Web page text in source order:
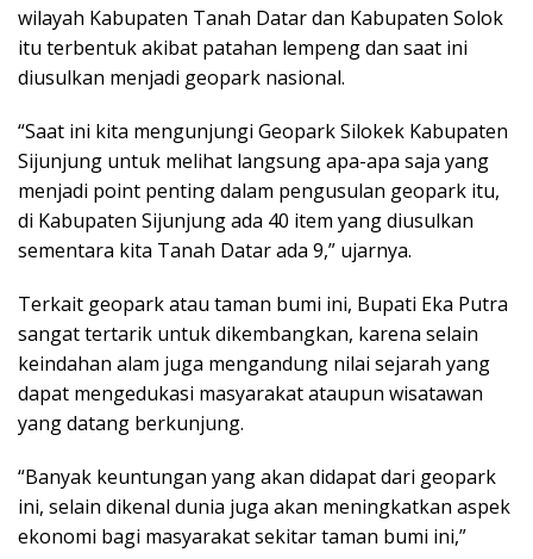
wilayah Kabupaten Tanah Datar dan Kabupaten Solok
itu terbentuk akibat patahan lempeng dan saat ini
diusulkan menjadi geopark nasional.
“Saat ini kita mengunjungi Geopark Silokek Kabupaten
Sijunjung untuk melihat langsung apa-apa saja yang
menjadi point penting dalam pengusulan geopark itu,
di Kabupaten Sijunjung ada 40 item yang diusulkan
sementara kita Tanah Datar ada 9,” ujarnya.
Terkait geopark atau taman bumi ini, Bupati Eka Putra
sangat tertarik untuk dikembangkan, karena selain
keindahan alam juga mengandung nilai sejarah yang
dapat mengedukasi masyarakat ataupun wisatawan
yang datang berkunjung.
“Banyak keuntungan yang akan didapat dari geopark
ini, selain dikenal dunia juga akan meningkatkan aspek
ekonomi bagi masyarakat sekitar taman bumi ini,”